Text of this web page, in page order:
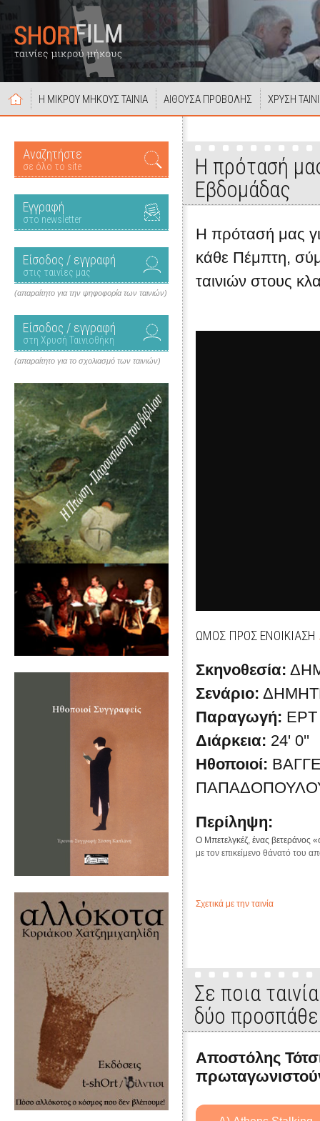
Η ΜΙΚΡΟΥ ΜΗΚΟΥΣ ΤΑΙΝΙΑ ΑΙΘΟΥΣΑ ΠΡΟΒΟΛΗΣ ΧΡΥΣΗ
Αναζητήστε
σε όλο το site
Εγγραφή
στο newsletter
Είσοδος / εγγραφή
στις ταινίες μας
(απαραίτητο για την ψηφοφορία των ταινιών)
Είσοδος / εγγραφή
στη Χρυσή Ταινιοθήκη
(απαραίτητο για το σχολιασμό των ταινιών)
Η πρότασή
Εβδομάδας
Η πρότασή μας
κάθε Πέμπτη,
ταινιών στους
ΩΜΟΣ ΠΡΟΣ ΕΝΟΙΚΙΑΣΗ
Σκηνοθεσία:
Σενάριο:
Παραγωγή:
Διάρκεια: 24' 0''
Ηθοποιοί:
Περίληψη:
Ο Μπετελγκέζ, ένας βετεράνος
με τον επικείμενο θάνατό του
Σχετικά με την ταινία
Σε ποια
δύο
Αποστόλης